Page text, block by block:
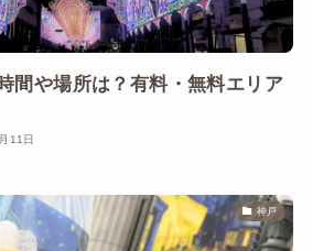
間や場所は？有料・無料エリア
11日
神戸